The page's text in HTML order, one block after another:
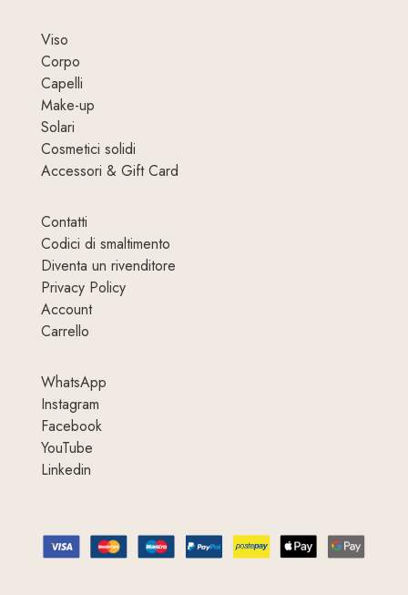
Viso
Corpo
Capelli
Make-up
Solari
Cosmetici solidi
Accessori & Gift Card
Contatti
Codici di smaltimento
Diventa un rivenditore
Privacy Policy
Account
Carrello
WhatsApp
Instagram
Facebook
YouTube
Linkedin